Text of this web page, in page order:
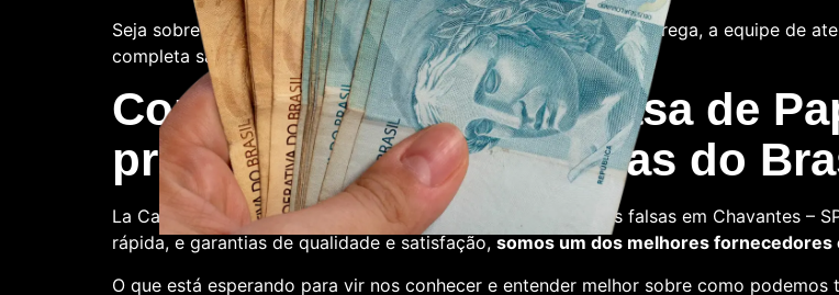
Seja sobre o processo de compra, a qualidade das notas ou a entrega, a equipe de
completa satisfação.
Compre conosco: La Casa de
produtora de notas falsas do
La Casa de Papel Fakes é o melhor lugar para comprar notas falsas em Chavantes –
rápida, e garantias de qualidade e satisfação, somos um dos melhores fornecedores
O que está esperando para vir nos conhecer e entender melhor sobre como podemos